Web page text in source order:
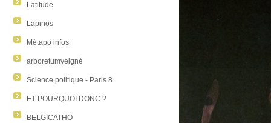
Latitude
Lapinos
Métapo infos
arboretumveigné
Science politique - Paris 8
ET POURQUOI DONC ?
BELGICATHO